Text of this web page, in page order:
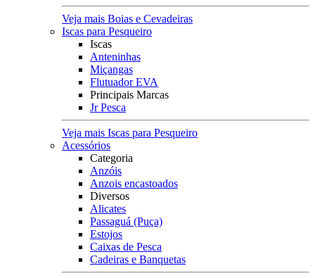
Veja mais Boias e Cevadeiras
Iscas para Pesqueiro
Iscas
Anteninhas
Miçangas
Flutuador EVA
Principais Marcas
Jr Pesca
Veja mais Iscas para Pesqueiro
Acessórios
Categoria
Anzóis
Anzois encastoados
Diversos
Alicates
Passaguá (Puça)
Estojos
Caixas de Pesca
Cadeiras e Banquetas